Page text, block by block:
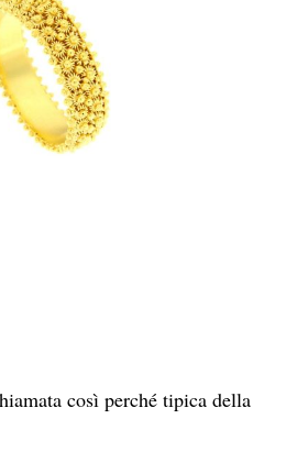
così perché tipica della